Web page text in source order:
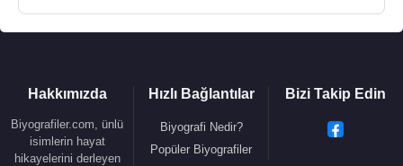
Hakkımızda
Biyografiler.com, ünlü
isimlerin hayat
hikayelerini derleyen
Hızlı Bağlantılar
Biyografi Nedir?
Popüler Biyografiler
Bizi Takip Edin